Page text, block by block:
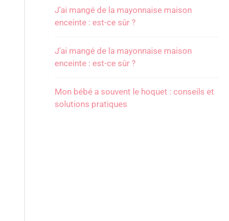
J’ai mangé de la mayonnaise maison
enceinte : est-ce sûr ?
J’ai mangé de la mayonnaise maison
enceinte : est-ce sûr ?
Mon bébé a souvent le hoquet : conseils et
solutions pratiques